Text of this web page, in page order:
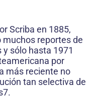
Scriba en 1885,
reportes de
sólo hasta 1971
por
más reciente no
tan selectiva de